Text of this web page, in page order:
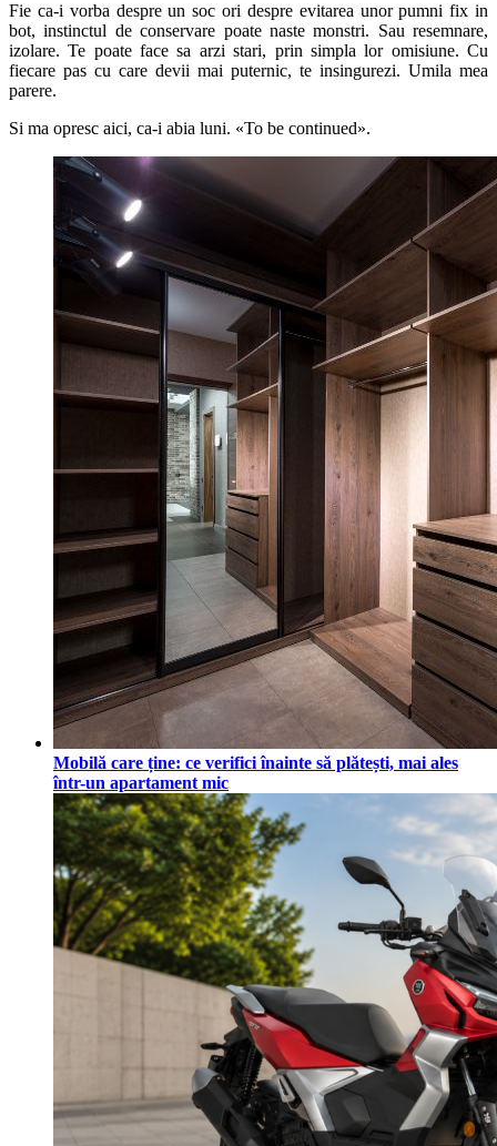
Fie ca-i vorba despre un soc ori despre evitarea unor pumni fix in
bot, instinctul de conservare poate naste monstri. Sau resemnare,
izolare. Te poate face sa arzi stari, prin simpla lor omisiune. Cu
fiecare pas cu care devii mai puternic, te insingurezi. Umila mea
parere.
Si ma opresc aici, ca-i abia luni. «To be continued».
Mobilă care ține: ce verifici înainte să plătești, mai ales
într-un apartament mic